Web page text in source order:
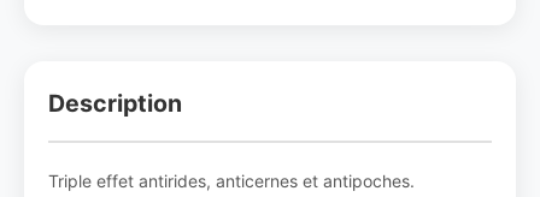
Description
Triple effet antirides, anticernes et antipoches.